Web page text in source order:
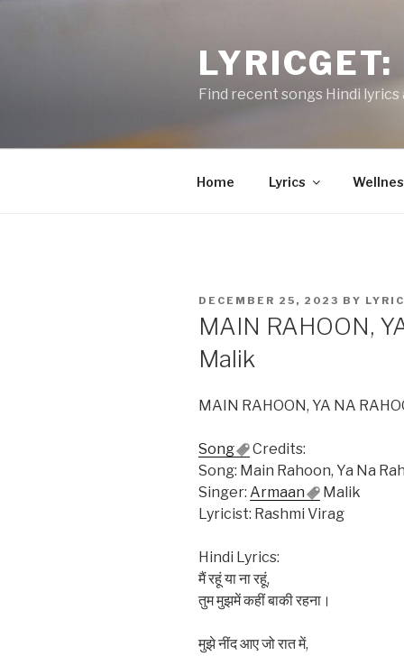
Find recent songs Hindi lyrics
Home Lyrics
POSTED
DECEMBER 25, 2023 BY
MAIN RAHOON,
Malik
MAIN RAHOON, YA NA
Song
Credits:
Song: Main Rahoon, Ya Na
Singer: Armaan
Malik
Lyricist: Rashmi Virag
Hindi Lyrics:
मैं रहूं या ना रहूं,
तुम मुझमें कहीं बाकी रहना।
मुझे नींद आए जो रात में,